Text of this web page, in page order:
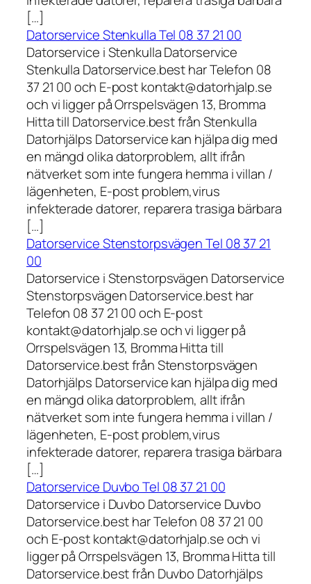
[…]
Datorservice Stenkulla Tel 08 37 21 00
Datorservice i Stenkulla Datorservice
Stenkulla Datorservice.best har Telefon 08
37 21 00 och E-post kontakt@datorhjalp.se
och vi ligger på Orrspelsvägen 13, Bromma
Hitta till Datorservice.best från Stenkulla
Datorhjälps Datorservice kan hjälpa dig med
en mängd olika datorproblem, allt ifrån
nätverket som inte fungera hemma i villan /
lägenheten, E-post problem,virus
infekterade datorer, reparera trasiga bärbara
[…]
Datorservice Stenstorpsvägen Tel 08 37 21
00
Datorservice i Stenstorpsvägen Datorservice
Stenstorpsvägen Datorservice.best har
Telefon 08 37 21 00 och E-post
kontakt@datorhjalp.se och vi ligger på
Orrspelsvägen 13, Bromma Hitta till
Datorservice.best från Stenstorpsvägen
Datorhjälps Datorservice kan hjälpa dig med
en mängd olika datorproblem, allt ifrån
nätverket som inte fungera hemma i villan /
lägenheten, E-post problem,virus
infekterade datorer, reparera trasiga bärbara
[…]
Datorservice Duvbo Tel 08 37 21 00
Datorservice i Duvbo Datorservice Duvbo
Datorservice.best har Telefon 08 37 21 00
och E-post kontakt@datorhjalp.se och vi
ligger på Orrspelsvägen 13, Bromma Hitta till
Datorservice.best från Duvbo Datorhjälps